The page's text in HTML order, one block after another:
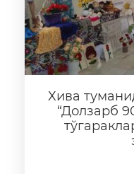
Хива
“Долзарб